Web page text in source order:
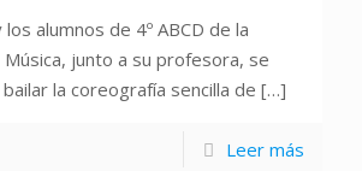
los alumnos de 4º ABCD de la
junto a su profesora, se
la coreografía sencilla de […]
Leer más